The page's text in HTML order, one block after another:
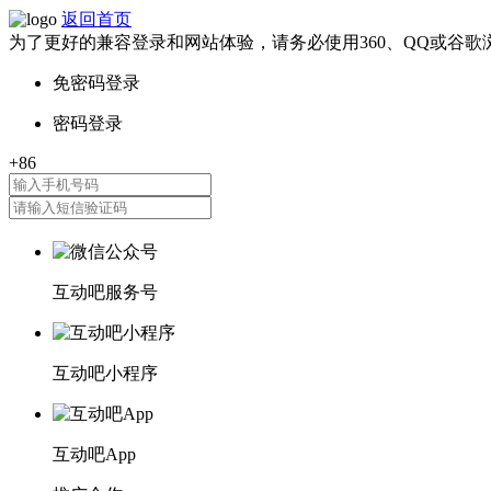
返回首页
为了更好的兼容登录和网站体验，请务必使用360、QQ或谷歌
互动吧服务号
互动吧小程序
互动吧App